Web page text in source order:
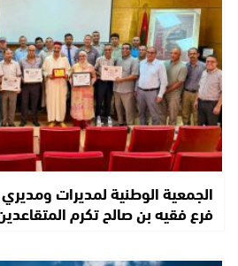
الجمعية الوطنية لمديرات ومديري
فرع فقيه بن صالح تكرم